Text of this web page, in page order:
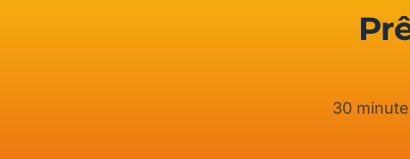
30